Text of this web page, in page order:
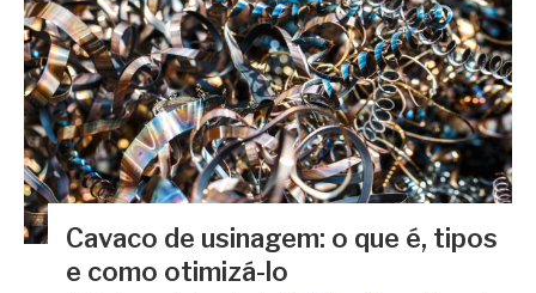
Cavaco de usinagem: o que é, tipos
e como otimizá-lo